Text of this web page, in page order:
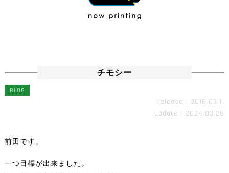
チモシー
BLOG
release : 2016.03.11
update : 2024.03.26
前田です。
一つ目標が出来ました。